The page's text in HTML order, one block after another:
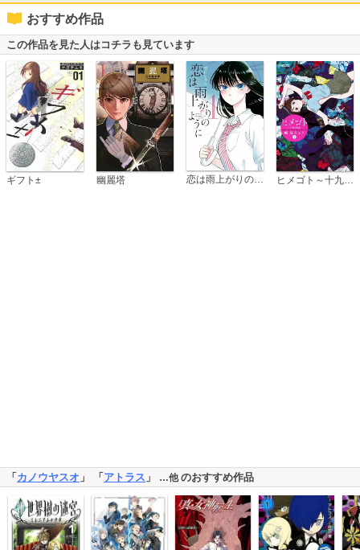
おすすめ作品
この作品を見た人はコチラも見ています
ギフト± 幽麗塔 恋は雨上がりのように
「 カノウヤスオ 」 「 アトラス 」 …他のおすすめ作品